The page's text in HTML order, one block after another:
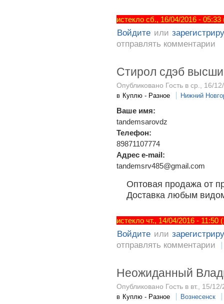
истекло сб., 16/04/2016 -
Войдите или
отправлять комментарии
Стирол сдэб
Опубликовано Гость в ср., 16/
в Куплю - Разное Нижний
Ваше имя:
tandemsarovdz
Телефон:
89871107774
Адрес e-mail:
tandemsrv485@gmail.com
Оптовая продажа от
Доставка любым
истекло чт., 14/04/2016 -
Войдите или
отправлять комментарии
Неожиданный
Опубликовано Гость в вт., 15/
в Куплю - Разное Вознесенск